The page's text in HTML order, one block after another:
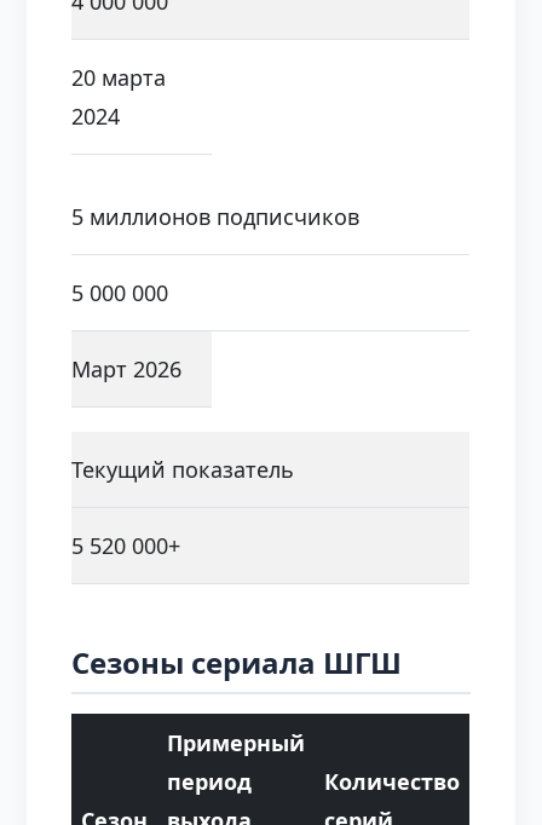
20 марта
2024
5 миллионов подписчиков
5 000 000
Март 2026
Текущий показатель
5 520 000+
Сезоны сериала ШГШ
Примерный
период
Количество